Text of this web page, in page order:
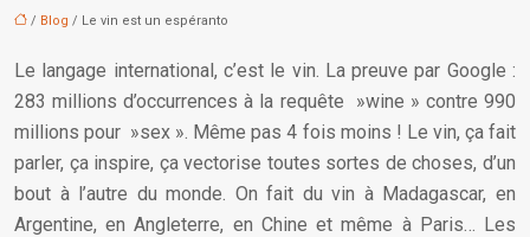
/ Blog / Le vin est un espéranto
Le langage international, c’est le vin. La preuve par Google :
283 millions d’occurrences à la requête »wine » contre 990
millions pour »sex ». Même pas 4 fois moins ! Le vin, ça fait
parler, ça inspire, ça vectorise toutes sortes de choses, d’un
bout à l’autre du monde. On fait du vin à Madagascar, en
Argentine, en Angleterre, en Chine et même à Paris… Les